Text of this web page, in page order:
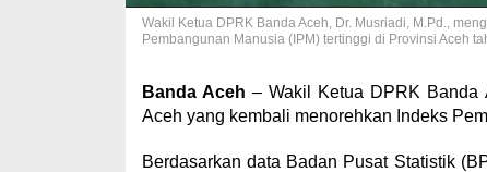
Wakil Ketua DPRK Banda Aceh, Dr. Musriadi, M.Pd.,
Pembangunan Manusia (IPM) tertinggi di Provinsi Aceh
Banda Aceh – Wakil Ketua DPRK Banda
Aceh yang kembali menorehkan Indeks
Berdasarkan data Badan Pusat Statistik